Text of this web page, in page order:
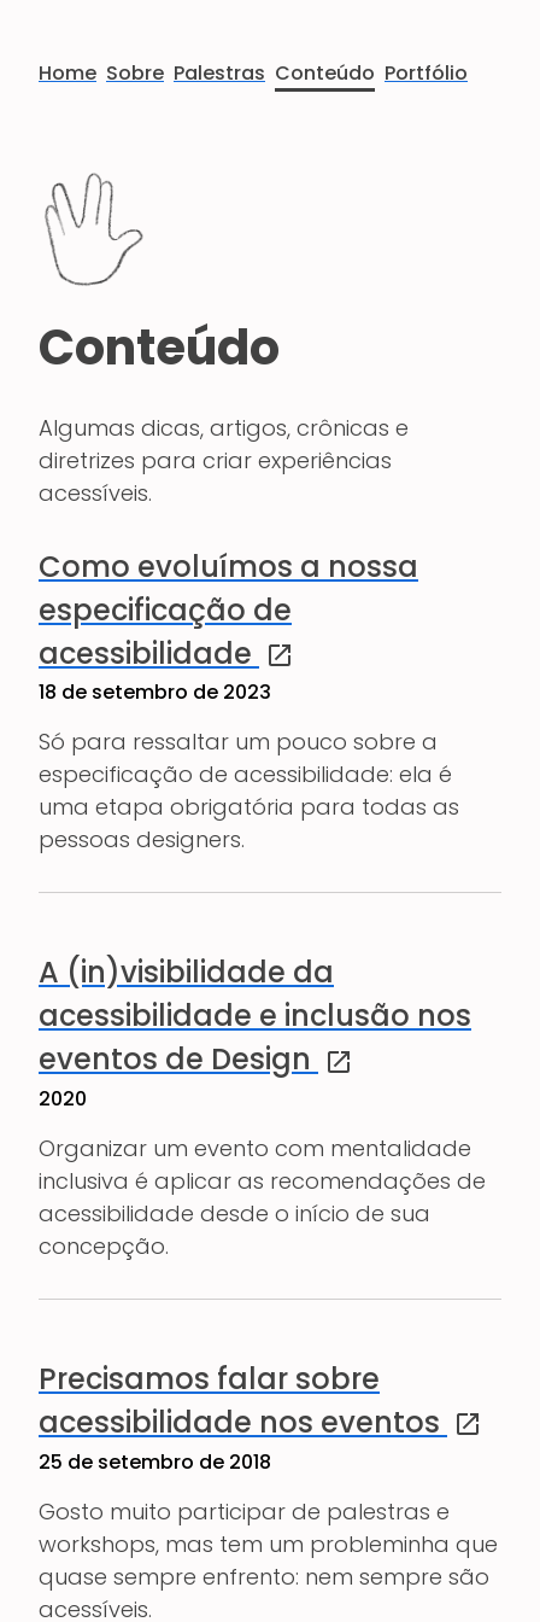
Home Sobre Palestras Conteúdo Portfólio
Conteúdo
Algumas dicas, artigos, crônicas e
diretrizes para criar experiências
acessíveis.
Como evoluímos a nossa
especificação de
acessibilidade (abre em uma nova
18 de setembro de 2023
Só para ressaltar um pouco sobre a
especificação de acessibilidade: ela é
uma etapa obrigatória para todas as
pessoas designers.
A (in)visibilidade da
acessibilidade e inclusão nos
eventos de Design
(abre em uma
2020
Organizar um evento com mentalidade
inclusiva é aplicar as recomendações de
acessibilidade desde o início de sua
concepção.
Precisamos falar sobre
acessibilidade nos eventos (abre
25 de setembro de 2018
Gosto muito participar de palestras e
workshops, mas tem um probleminha que
quase sempre enfrento: nem sempre são
acessíveis.